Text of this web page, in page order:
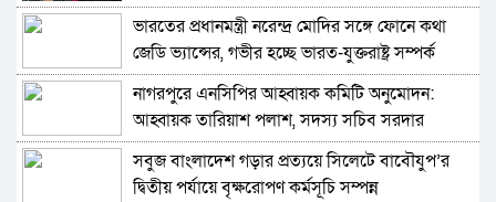
র‍্যাব বিলুপ্ত করে আনা হচ্ছে নতুন বাহিনী
ভারত সফরের সিদ্ধান্ত প্রধানমন্ত্রী নেবেন: পররাষ্ট্র
প্রতিমন্ত্রী
সচিব পদে পদোন্নতি পেলেন জেসমিন নাহার
ভারতের প্রধানমন্ত্রী নরেন্দ্র মোদির সঙ্গে ফোনে কথা
জেডি ভ্যান্সের, গভীর হচ্ছে ভারত-যুক্তরাষ্ট্র সম্পর্ক
নাগরপুরে এনসিপির আহ্বায়ক কমিটি অনুমোদন:
আহ্বায়ক তারিয়াশ পলাশ, সদস্য সচিব সরদার
আশরাফ
সবুজ বাংলাদেশ গড়ার প্রত্যয়ে সিলেটে বাবৌযুপ’র
দ্বিতীয় পর্যায়ে বৃক্ষরোপণ কর্মসূচি সম্পন্ন